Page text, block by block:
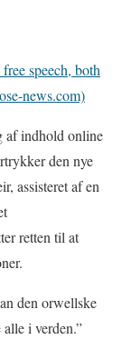
speech, both
news.com)
af indhold online
den nye
assisteret af en
retten til at
den orwellske
i verden.”